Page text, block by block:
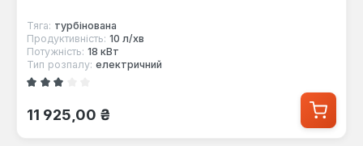
Тяга: турбінована
Продуктивність: 10 л/хв
Потужність: 18 кВт
Тип розпалу: електричний
Середня оцінка 3 з 5 зірок
Звичайна ціна:
11 925,00 ₴